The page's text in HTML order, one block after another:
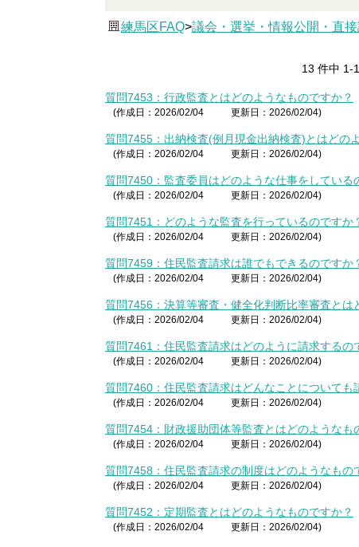
練馬区FAQ>議会・選挙・情報公開・直
13 件中 1-
質問7453：行政監査とはどのようなものですか？
(作成日：2026/02/04 更新日：2026/02/04)
質問7455：出納検査(例月現金出納検査)とはどの
(作成日：2026/02/04 更新日：2026/02/04)
質問7450：監査委員はどのような仕事をしている
(作成日：2026/02/04 更新日：2026/02/04)
質問7451：どのような監査を行っているのですか
(作成日：2026/02/04 更新日：2026/02/04)
質問7459：住民監査請求は誰でもできるのですか
(作成日：2026/02/04 更新日：2026/02/04)
質問7456：決算等審査・健全化判断比率審査とは
(作成日：2026/02/04 更新日：2026/02/04)
質問7461：住民監査請求はどのように請求するの
(作成日：2026/02/04 更新日：2026/02/04)
質問7460：住民監査請求はどんなことについても
(作成日：2026/02/04 更新日：2026/02/04)
質問7454：財政援助団体等監査とはどのようなも
(作成日：2026/02/04 更新日：2026/02/04)
質問7458：住民監査請求の制度はどのようなもの
(作成日：2026/02/04 更新日：2026/02/04)
質問7452：定期監査とはどのようなものですか？
(作成日：2026/02/04 更新日：2026/02/04)